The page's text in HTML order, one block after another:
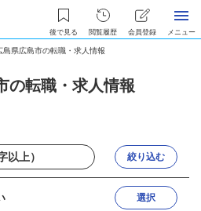
後で見る 閲覧履歴 会員登録 メニュー
島県広島市の転職・求人情報
の転職・求人情報
絞り込む
選択